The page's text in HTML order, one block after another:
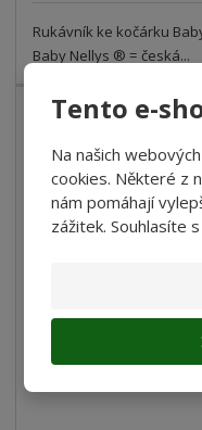
Tento e-
Na našich
cookies. Některé z
nám pomáhají
zážitek. Souhlasíte
Rukávník ke kočárku
Baby Nellys ® = česká...